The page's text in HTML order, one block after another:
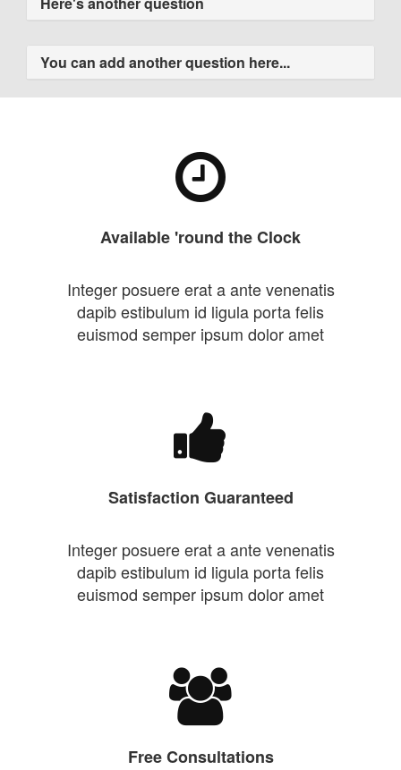
You can add another question here...
Available 'round the Clock
Integer posuere erat a ante venenatis
dapib estibulum id ligula porta felis
euismod semper ipsum dolor amet
Satisfaction Guaranteed
Integer posuere erat a ante venenatis
dapib estibulum id ligula porta felis
euismod semper ipsum dolor amet
Free Consultations